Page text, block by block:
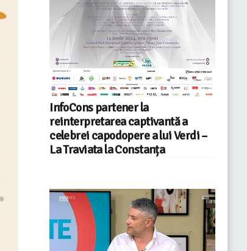
InfoCons partener la
reinterpretarea captivantă a
celebrei capodopere a lui Verdi –
La Traviata la Constanța